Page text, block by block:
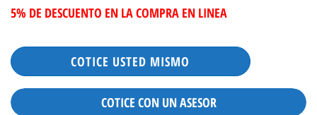
5% DE DESCUENTO EN LA COMPRA EN LINEA
COTICE USTED MISMO
COTICE CON UN ASESOR